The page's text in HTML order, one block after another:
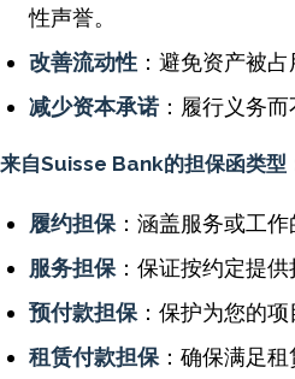
性声誉。
改善流动性 ：避免资产被
减少资本承诺：履行义务而
来自Suisse Bank的担保函类型
履约担保 ：涵盖服务或工作
服务担保 ：保证按约定提供
预付款担保 ：保护为您的
租赁付款担保 ：确保满足租